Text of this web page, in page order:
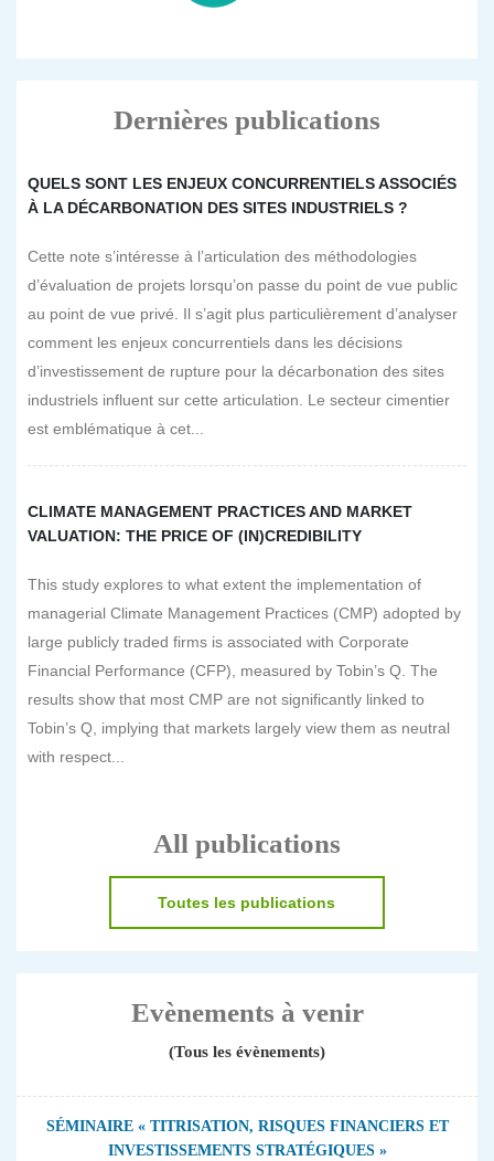
Dernières publications
QUELS SONT LES ENJEUX CONCURRENTIELS ASSOCIÉS
À LA DÉCARBONATION DES SITES INDUSTRIELS ?
Cette note s’intéresse à l’articulation des méthodologies
d’évaluation de projets lorsqu’on passe du point de vue public
au point de vue privé. Il s’agit plus particulièrement d’analyser
comment les enjeux concurrentiels dans les décisions
d’investissement de rupture pour la décarbonation des sites
industriels influent sur cette articulation. Le secteur cimentier
est emblématique à cet...
CLIMATE MANAGEMENT PRACTICES AND MARKET
VALUATION: THE PRICE OF (IN)CREDIBILITY
This study explores to what extent the implementation of
managerial Climate Management Practices (CMP) adopted by
large publicly traded firms is associated with Corporate
Financial Performance (CFP), measured by Tobin’s Q. The
results show that most CMP are not significantly linked to
Tobin’s Q, implying that markets largely view them as neutral
with respect...
All publications
Toutes les publications
Evènements à venir
(Tous les évènements)
SÉMINAIRE « TITRISATION, RISQUES FINANCIERS ET
INVESTISSEMENTS STRATÉGIQUES »